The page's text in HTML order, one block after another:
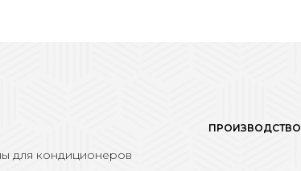
для кондиционеров
ПРОИЗВОДСТВО